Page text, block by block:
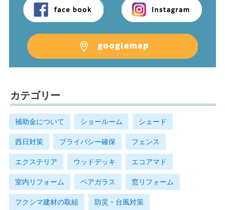
カテゴリー
補助金について ショールーム シェード
西日対策 プライバシー確保 フェンス
エクステリア ウッドデッキ エコアマド
室内リフォーム ペアガラス 窓リフォーム
フクシマ建材の取組 防災・台風対策